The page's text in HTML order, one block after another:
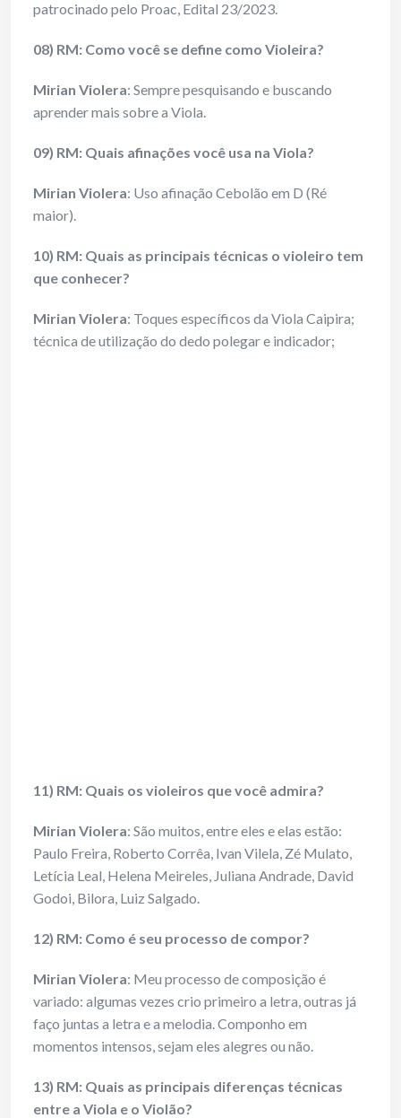
patrocinado pelo Proac, Edital 23/2023.
08) RM: Como você se define como Violeira?
Mirian Violera: Sempre pesquisando e buscando
aprender mais sobre a Viola.
09) RM: Quais afinações você usa na Viola?
Mirian Violera: Uso afinação Cebolão em D (Ré
maior).
10) RM: Quais as principais técnicas o violeiro tem
que conhecer?
Mirian Violera: Toques específicos da Viola Caipira;
técnica de utilização do dedo polegar e indicador;
11) RM: Quais os violeiros que você admira?
Mirian Violera: São muitos, entre eles e elas estão:
Paulo Freira, Roberto Corrêa, Ivan Vilela, Zé Mulato,
Letícia Leal, Helena Meireles, Juliana Andrade, David
Godoi, Bilora, Luiz Salgado.
12) RM: Como é seu processo de compor?
Mirian Violera: Meu processo de composição é
variado: algumas vezes crio primeiro a letra, outras já
faço juntas a letra e a melodia. Componho em
momentos intensos, sejam eles alegres ou não.
13) RM: Quais as principais diferenças técnicas
entre a Viola e o Violão?